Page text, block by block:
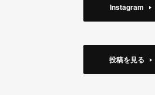
Instagram
投稿を見る